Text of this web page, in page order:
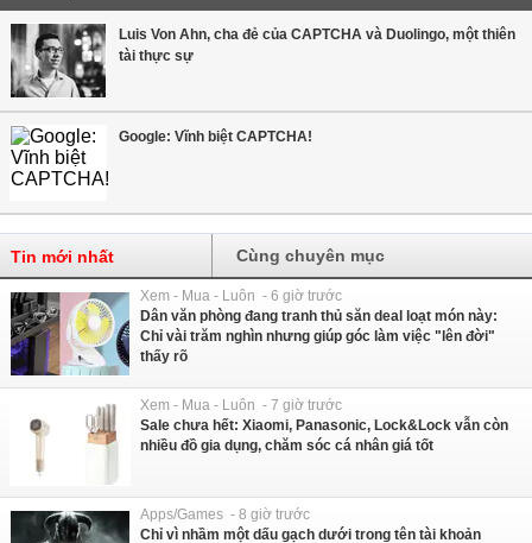
Luis Von Ahn, cha đẻ của CAPTCHA và Duolingo, một thiên
tài thực sự
Google: Vĩnh biệt CAPTCHA!
Tin mới nhất Cùng chuyên mục
Xem - Mua - Luôn - 6 giờ trước
Dân văn phòng đang tranh thủ săn deal loạt món này:
Chỉ vài trăm nghìn nhưng giúp góc làm việc "lên đời"
thấy rõ
Xem - Mua - Luôn - 7 giờ trước
Sale chưa hết: Xiaomi, Panasonic, Lock&Lock vẫn còn
nhiều đồ gia dụng, chăm sóc cá nhân giá tốt
Apps/Games - 8 giờ trước
Chỉ vì nhầm một dấu gạch dưới trong tên tài khoản